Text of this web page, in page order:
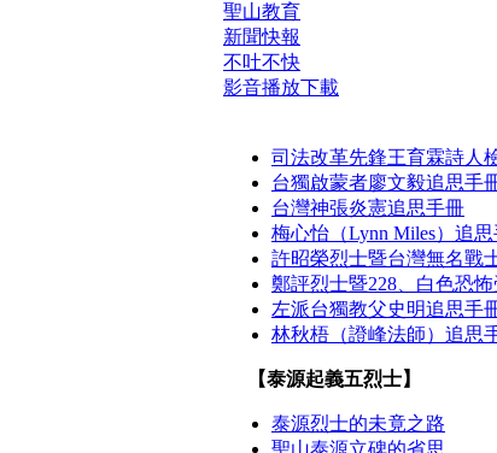
聖山教育
新聞快報
不吐不快
影音播放下載
司法改革先鋒王育霖詩人
台獨啟蒙者廖文毅追思手
台灣神張炎憲追思手冊
梅心怡（Lynn Miles）追
許昭榮烈士暨台灣無名戰
鄭評烈士暨228、白色恐
左派台獨教父史明追思手
林秋梧（證峰法師）追思
【泰源起義五烈士】
泰源烈士的未竟之路
聖山泰源立碑的省思